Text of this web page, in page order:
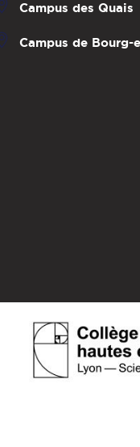
Campus des Quais
Campus de Bourg-